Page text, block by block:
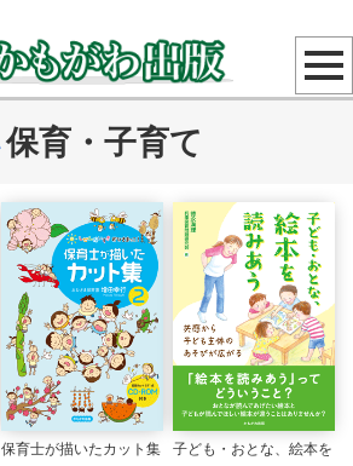
保育・子育て
保育士が描いたカット集 子ども・おとな、絵本を